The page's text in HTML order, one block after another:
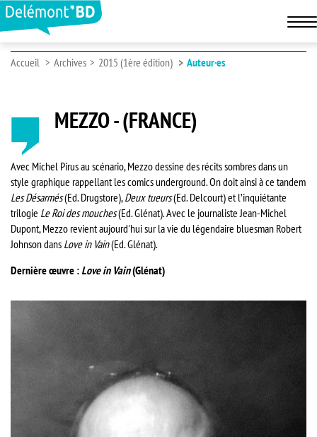
Accueil Archives 2015 (1ère édition) Auteur·es
MEZZO - (FRANCE)
Avec Michel Pirus au scénario, Mezzo dessine des récits sombres dans un
style graphique rappellant les comics underground. On doit ainsi à ce tandem
Les Désarmés(Ed. Drugstore),Deux tueurs(Ed. Delcourt) et l’inquiétante
trilogie Le Roi des mouches(Ed. Glénat). Avec le journaliste Jean-Michel
Dupont, Mezzo revient aujourd'hui sur la vie du légendaire bluesman Robert
Johnson dans Love in Vain(Ed. Glénat).
Dernière œuvre :Love in Vain(Glénat)